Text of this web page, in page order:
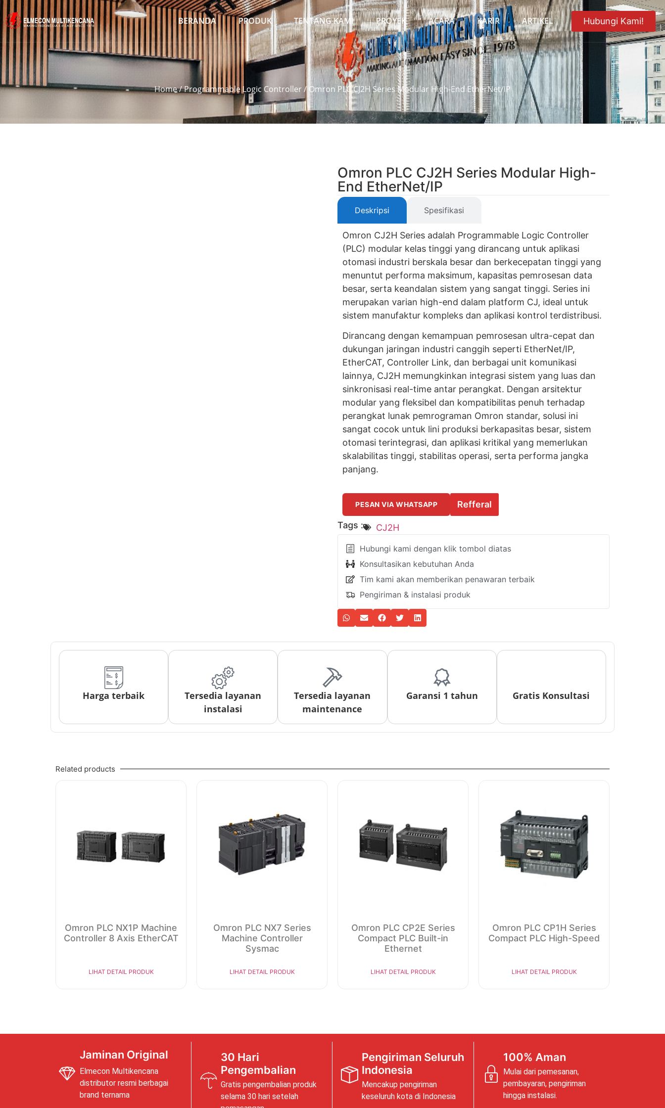
BERANDA PRODUK TENTANG KAMI PROYEK ACARA KARIR ARTIKEL Hubungi Kami!
Home/Programmable Logic Controller/ Omron PLC CJ2H Series Modular High-End EtherNet/IP
Omron PLC CJ2H Series Modular High-
End EtherNet/IP
Deskripsi Spesifikasi
Omron CJ2H Series adalah Programmable Logic Controller
(PLC) modular kelas tinggi yang dirancang untuk aplikasi
otomasi industri berskala besar dan berkecepatan tinggi yang
menuntut performa maksimum, kapasitas pemrosesan data
besar, serta keandalan sistem yang sangat tinggi. Series ini
merupakan varian high-end dalam platform CJ, ideal untuk
sistem manufaktur kompleks dan aplikasi kontrol terdistribusi.
Dirancang dengan kemampuan pemrosesan ultra-cepat dan
dukungan jaringan industri canggih seperti EtherNet/IP,
EtherCAT, Controller Link, dan berbagai unit komunikasi
lainnya, CJ2H memungkinkan integrasi sistem yang luas dan
sinkronisasi real-time antar perangkat. Dengan arsitektur
modular yang fleksibel dan kompatibilitas penuh terhadap
perangkat lunak pemrograman Omron standar, solusi ini
sangat cocok untuk lini produksi berkapasitas besar, sistem
otomasi terintegrasi, dan aplikasi kritikal yang memerlukan
skalabilitas tinggi, stabilitas operasi, serta performa jangka
panjang.
PESAN VIA WHATSAPP
Refferal
Tags :
CJ2H
Hubungi kami dengan klik tombol diatas
Konsultasikan kebutuhan Anda
Tim kami akan memberikan penawaran terbaik
Pengiriman & instalasi produk
Harga terbaik
Tersedia layanan
instalasi
Tersedia layanan
maintenance
Garansi 1 tahun Gratis Konsultasi
Related products
Omron PLC NX1P Machine
Controller 8 Axis EtherCAT
LIHAT DETAIL PRODUK
Omron PLC NX7 Series
Machine Controller
Sysmac
LIHAT DETAIL PRODUK
Omron PLC CP2E Series
Compact PLC Built-in
Ethernet
LIHAT DETAIL PRODUK
Omron PLC CP1H Series
Compact PLC High-Speed
LIHAT DETAIL PRODUK
Jaminan Original
Elmecon Multikencana
distributor resmi berbagai
brand ternama
30 Hari
Pengembalian
Gratis pengembalian produk
selama 30 hari setelah
Pengiriman Seluruh
Indonesia
Mencakup pengiriman
keseluruh kota di Indonesia
100% Aman
Mulai dari pemesanan,
pembayaran, pengiriman
hingga instalasi.